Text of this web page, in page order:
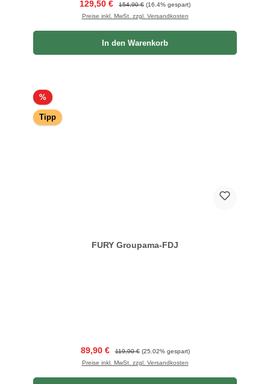
Verkaufspreis:
129,50 € Regulärer Preis:
154,90 € (16.4% gespart)
Preise inkl. MwSt. zzgl. Versandkosten
In den Warenkorb
%Rabatt
Tipp
FURY Groupama-FDJ
Verkaufspreis:
89,90 € Regulärer Preis:
119,90 € (25.02% gespart)
Preise inkl. MwSt. zzgl. Versandkosten